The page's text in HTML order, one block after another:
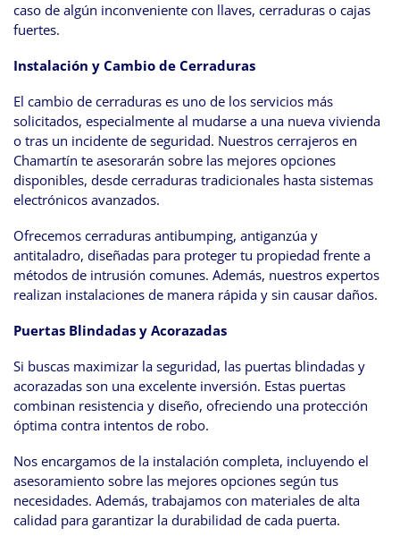
caso de algún inconveniente con llaves, cerraduras o cajas
fuertes.
Instalación y Cambio de Cerraduras
El cambio de cerraduras es uno de los servicios más
solicitados, especialmente al mudarse a una nueva vivienda
o tras un incidente de seguridad. Nuestros cerrajeros en
Chamartín te asesorarán sobre las mejores opciones
disponibles, desde cerraduras tradicionales hasta sistemas
electrónicos avanzados.
Ofrecemos cerraduras antibumping, antiganzúa y
antitaladro, diseñadas para proteger tu propiedad frente a
métodos de intrusión comunes. Además, nuestros expertos
realizan instalaciones de manera rápida y sin causar daños.
Puertas Blindadas y Acorazadas
Si buscas maximizar la seguridad, las puertas blindadas y
acorazadas son una excelente inversión. Estas puertas
combinan resistencia y diseño, ofreciendo una protección
óptima contra intentos de robo.
Nos encargamos de la instalación completa, incluyendo el
asesoramiento sobre las mejores opciones según tus
necesidades. Además, trabajamos con materiales de alta
calidad para garantizar la durabilidad de cada puerta.